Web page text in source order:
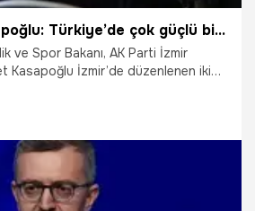
Dr. Mehmet Kasapoğlu: Türkiye’de çok güçlü bir spor tesisi alt yapısı var
ve Spor Bakanı, AK Parti İzmir
Kasapoğlu İzmir’de düzenlenen iki